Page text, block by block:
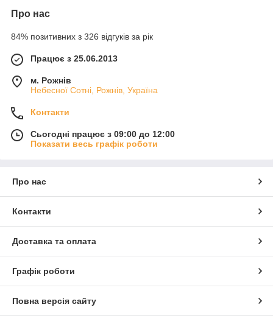
Про нас
84% позитивних з 326 відгуків за рік
Працює з 25.06.2013
м. Рожнів
Небесної Сотні, Рожнів, Україна
Контакти
Сьогодні працює з 09:00 до 12:00
Показати весь графік роботи
Про нас
Контакти
Доставка та оплата
Графік роботи
Повна версія сайту